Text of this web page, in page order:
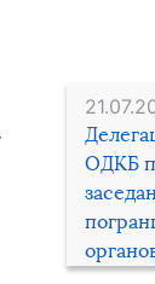
ОДКБ